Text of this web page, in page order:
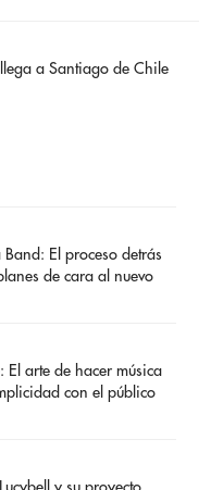
a Santiago de Chile
Band: El proceso detrás
de cara al nuevo
El arte de hacer música
con el público